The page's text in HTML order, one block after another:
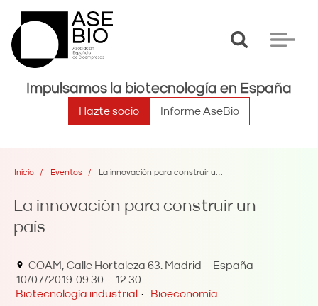
Toggle
Toggle
Impulsamos la biotecnología en España
Hazte socio Informe AseBio
Inicio Eventos La innovación para construir un país
La innovación para construir un
país
COAM, Calle Hortaleza 63. Madrid
España
10/07/2019 09:30 - 12:30
Biotecnología industrial
Bioeconomía